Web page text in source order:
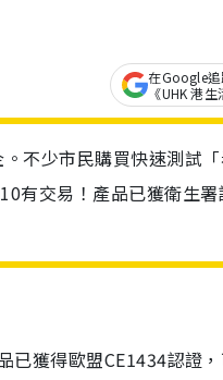
在Google
《UHK 港生
不少市民購買快速測試
有交易！產品已獲衛生
獲得歐盟CE1434認證